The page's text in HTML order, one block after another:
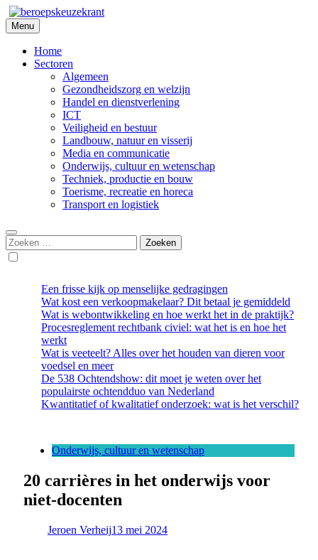
Skip
to
content
Beroepskeuzekrant
Menu
Home
Sectoren
Algemeen
Gezondheidszorg en welzijn
Handel en dienstverlening
ICT
Veiligheid en bestuur
Landbouw, natuur en visserij
Media en communicatie
Onderwijs, cultuur en wetenschap
Techniek, productie en bouw
Toerisme, recreatie en horeca
Transport en logistiek
Zoeken
naar:
Een frisse kijk op menselijke gedragingen
Wat kost een verkoopmakelaar? Dit betaal je gemiddeld
Wat is webontwikkeling en hoe werkt het in de praktijk?
Procesreglement rechtbank civiel: wat het is en hoe het
werkt
Wat is veeteelt? Alles over het houden van dieren voor
voedsel en meer
De 538 Ochtendshow: dit moet je weten over het
populairste ochtendduo van Nederland
Kwantitatief of kwalitatief onderzoek: wat is het verschil?
Onderwijs, cultuur en wetenschap
20 carrières in het onderwijs voor
niet-docenten
Jeroen Verheij13 mei 2024